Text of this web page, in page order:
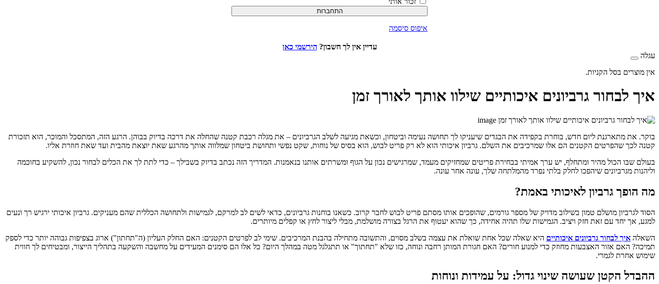
התחברות
איפוס סיסמה
עדיין אין לך חשבון? הירשמי כאן
עגלה
אין מוצרים בסל הקניות.
איך לבחור גרביונים איכותיים שילוו אותך לאורך זמן
בוקר. את מתארגנת ליום חדש, בוחרת בקפידה את הבגדים שיעניקו לך תחושה נעימה וביטחון, וכשאת מגיעה לשלב הגרביונים – את מגלה רכבת קטנה שהחלה את דרכה בדיוק בבוהן. הרגע הזה, המתסכל והמוכר, הוא תזכורת
קטנה לכך שהפרטים הקטנים הם אלו שמרכיבים את השלם. גרביון איכותי הוא לא רק פריט לבוש, הוא בסיס של נוחות, שקט נפשי ותחושת ביטחון שמלווה אותך מהרגע שאת יוצאת מהבית ועד שאת חוזרת אליו.
בעולם שבו הכול מהיר ומתחלף, יש ערך אמיתי בבחירת פריטים שמחזיקים מעמד, שמרגישים נכון על הגוף ומשרתים אותנו בנאמנות. המדריך הזה נכתב בדיוק בשבילך – כדי לתת לך את הכלים לבחור נכון, להשקיע בחוכמה
וליהנות מגרביונים שיהפכו לחלק בלתי נפרד מהמלתחה שלך, עונה אחר עונה.
מה הופך גרביון לאיכותי באמת?
הסוד לגרביון מושלם טמון בשילוב מדויק של מספר גורמים, שהופכים אותו מסתם פריט לבוש לחבר קרוב. כשאנו בוחנות גרביונים, כדאי לשים לב למרקם, לגמישות ולתחושה הכללית שהם מעניקים. גרביון איכותי ירגיש רך ונעים
למגע, אך יחד עם זאת חזק ויציב. הגמישות שלו תהיה אחידה, כך שהוא יעטוף את הרגל בצורה מושלמת, מבלי ליצור לחץ או קפלים מיותרים.
השאלה איך לבחור גרביונים איכותיים היא שאלה שכל אחת שואלת את עצמה בשלב מסוים, והתשובה מתחילה בהבנת המרכיבים. שימי לב לפרטים הקטנים: האם החלק העליון (ה"תחתון") ארוג בצפיפות גבוהה יותר כדי לספק
תמיכה? האם אזור האצבעות מחוזק כדי למנוע חורים? האם חגורת המותן רחבה ונוחה, כזו שלא "תחתוך" או תתגלגל מטה במהלך היום? כל אלו הם סימנים המעידים על מחשבה והשקעה בתהליך הייצור, ומבטיחים לך חווית
שימוש אחרת לגמרי.
ההבדל הקטן שעושה שינוי גדול: על עמידות ונוחות